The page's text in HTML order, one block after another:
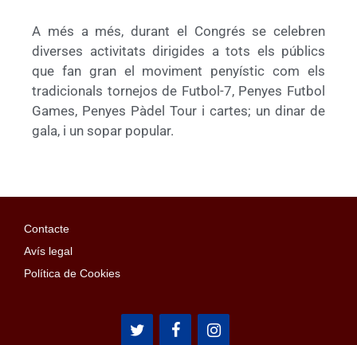
A més a més, durant el Congrés se celebren
diverses activitats dirigides a tots els públics
que fan gran el moviment penyístic com els
tradicionals tornejos de Futbol-7, Penyes Futbol
Games, Penyes Pàdel Tour i cartes; un dinar de
gala, i un sopar popular.
Contacte
Avís legal
Política de Cookies